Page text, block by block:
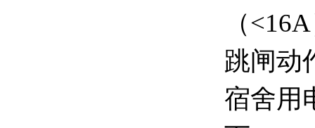
（
跳闸动
宿舍用